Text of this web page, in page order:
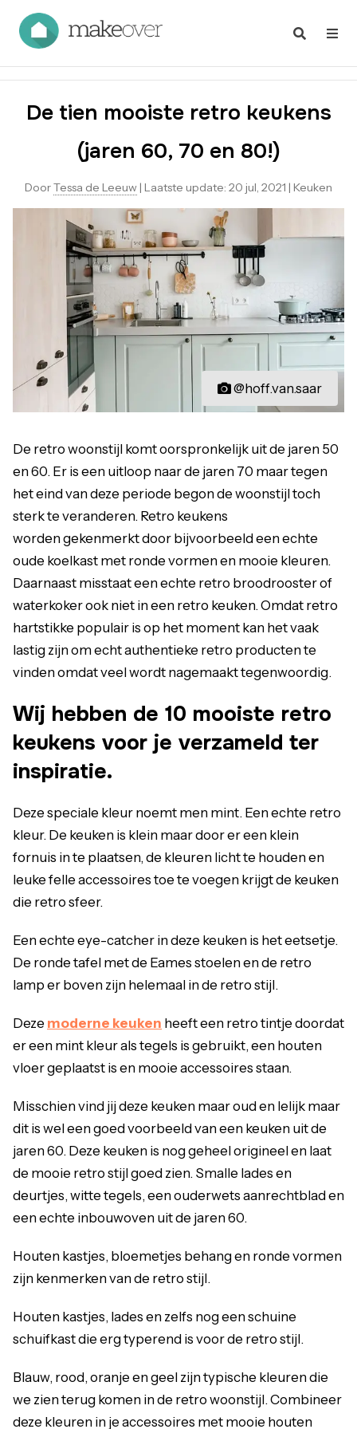
De tien mooiste retro keukens
(jaren 60, 70 en 80!)
DoorTessa de Leeuw | Laatste update: 20 jul, 2021 | Keuken
@hoff.van.saar
De retro woonstijl komt oorspronkelijk uit de jaren 50
en 60. Er is een uitloop naar de jaren 70 maar tegen
het eind van deze periode begon de woonstijl toch
sterk te veranderen. Retro keukens
worden gekenmerkt door bijvoorbeeld een echte
oude koelkast met ronde vormen en mooie kleuren.
Daarnaast misstaat een echte retro broodrooster of
waterkoker ook niet in een retro keuken. Omdat retro
hartstikke populair is op het moment kan het vaak
lastig zijn om echt authentieke retro producten te
vinden omdat veel wordt nagemaakt tegenwoordig.
Wij hebben de 10 mooiste retro
keukens voor je verzameld ter
inspiratie.
Deze speciale kleur noemt men mint. Een echte retro
kleur. De keuken is klein maar door er een klein
fornuis in te plaatsen, de kleuren licht te houden en
leuke felle accessoires toe te voegen krijgt de keuken
die retro sfeer.
Een echte eye-catcher in deze keuken is het eetsetje.
De ronde tafel met de Eames stoelen en de retro
lamp er boven zijn helemaal in de retro stijl.
Deze moderne keuken heeft een retro tintje doordat
er een mint kleur als tegels is gebruikt, een houten
vloer geplaatst is en mooie accessoires staan.
Misschien vind jij deze keuken maar oud en lelijk maar
dit is wel een goed voorbeeld van een keuken uit de
jaren 60. Deze keuken is nog geheel origineel en laat
de mooie retro stijl goed zien. Smalle lades en
deurtjes, witte tegels, een ouderwets aanrechtblad en
een echte inbouwoven uit de jaren 60.
Houten kastjes, bloemetjes behang en ronde vormen
zijn kenmerken van de retro stijl.
Houten kastjes, lades en zelfs nog een schuine
schuifkast die erg typerend is voor de retro stijl.
Blauw, rood, oranje en geel zijn typische kleuren die
we zien terug komen in de retro woonstijl. Combineer
deze kleuren in je accessoires met mooie houten